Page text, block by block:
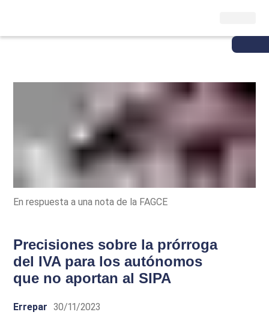
En respuesta a una nota de la FAGCE
Precisiones sobre la prórroga
del IVA para los autónomos
que no aportan al SIPA
Errepar 30/11/2023